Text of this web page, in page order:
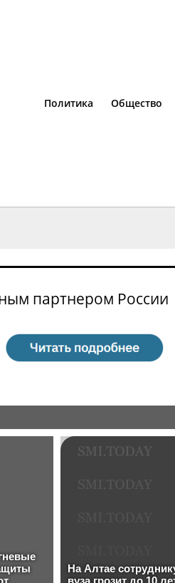
Политика Общество
партнером России